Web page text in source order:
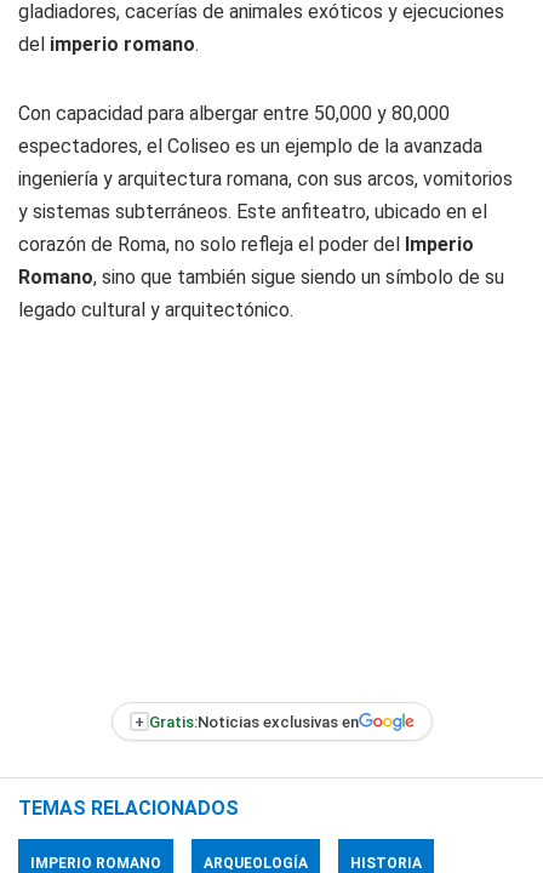
gladiadores, cacerías de animales exóticos y ejecuciones
del imperio romano.
Con capacidad para albergar entre 50,000 y 80,000
espectadores, el Coliseo es un ejemplo de la avanzada
ingeniería y arquitectura romana, con sus arcos, vomitorios
y sistemas subterráneos. Este anfiteatro, ubicado en el
corazón de Roma, no solo refleja el poder del Imperio
Romano, sino que también sigue siendo un símbolo de su
legado cultural y arquitectónico.
+ Gratis:Noticias exclusivas en
TEMAS RELACIONADOS
IMPERIO ROMANO ARQUEOLOGÍA HISTORIA